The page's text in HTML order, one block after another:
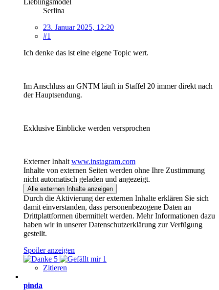
Serlina
23. Januar 2025, 12:20
#1
Ich denke das ist eine eigene Topic wert.
Im Anschluss an GNTM läuft in Staffel 20 immer direkt nach
der Hauptsendung.
Exklusive Einblicke werden versprochen
Externer Inhalt www.instagram.com
Inhalte von externen Seiten werden ohne Ihre Zustimmung
nicht automatisch geladen und angezeigt.
Alle externen Inhalte anzeigen
Durch die Aktivierung der externen Inhalte erklären Sie sich
damit einverstanden, dass personenbezogene Daten an
Drittplattformen übermittelt werden. Mehr Informationen dazu
haben wir in unserer Datenschutzerklärung zur Verfügung
gestellt.
Spoiler anzeigen
5
1
Zitieren
pinda